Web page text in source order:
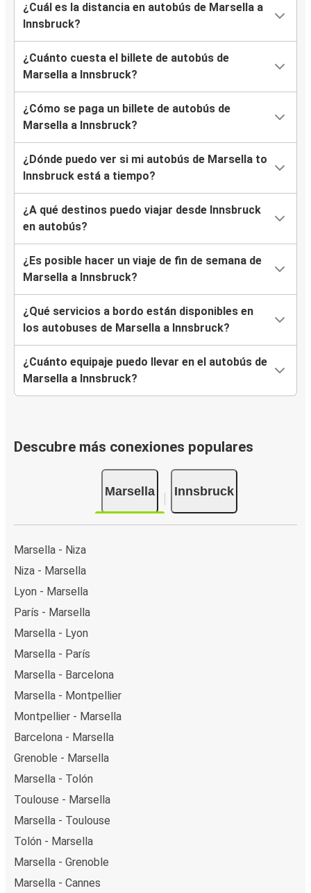
¿Cuál es la distancia en autobús de Marsella a
Innsbruck?
¿Cuánto cuesta el billete de autobús de
Marsella a Innsbruck?
¿Cómo se paga un billete de autobús de
Marsella a Innsbruck?
¿Dónde puedo ver si mi autobús de Marsella to
Innsbruck está a tiempo?
¿A qué destinos puedo viajar desde Innsbruck
en autobús?
¿Es posible hacer un viaje de fin de semana de
Marsella a Innsbruck?
¿Qué servicios a bordo están disponibles en
los autobuses de Marsella a Innsbruck?
¿Cuánto equipaje puedo llevar en el autobús de
Marsella a Innsbruck?
Descubre más conexiones populares
Marsella Innsbruck
Marsella - Niza
Niza - Marsella
Lyon - Marsella
París - Marsella
Marsella - Lyon
Marsella - París
Marsella - Barcelona
Marsella - Montpellier
Montpellier - Marsella
Barcelona - Marsella
Grenoble - Marsella
Marsella - Tolón
Toulouse - Marsella
Marsella - Toulouse
Tolón - Marsella
Marsella - Grenoble
Marsella - Cannes